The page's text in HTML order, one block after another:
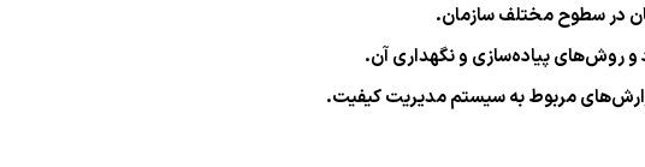
در سطوح مختلف سازمان.
و روش‌های پیاده‌سازی و نگهداری آن.
مربوط به سیستم مدیریت کیفیت.